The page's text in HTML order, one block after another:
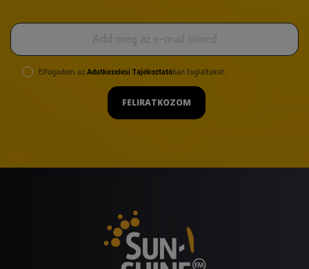
Elfogadom az Adatkezelési Tájékoztatóban foglaltakat.
FELIRATKOZOM